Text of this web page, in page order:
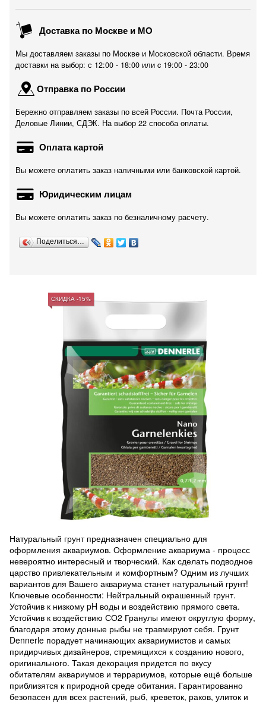
Доставка по Москве и МО
Мы доставляем заказы по Москве и Московской области. Время
доставки на выбор: с 12:00 - 18:00 или c 19:00 - 23:00
Отправка по России
Бережно отправляем заказы по всей России. Почта России,
Деловые Линии, СДЭК. На выбор 22 способа оплаты.
Оплата картой
Вы можете оплатить заказ наличными или банковской картой.
Юридическим лицам
Вы можете оплатить заказ по безналичному расчету.
Поделиться…
СКИДКА -15%
Натуральный грунт предназначен специально для
оформления аквариумов. Оформление аквариума - процесс
невероятно интересный и творческий. Как сделать подводное
царство привлекательным и комфортным? Одним из лучших
вариантов для Вашего аквариума станет натуральный грунт!
Ключевые особенности: Нейтральный окрашенный грунт.
Устойчив к низкому pH воды и воздействию прямого света.
Устойчив к воздействию СО2 Гранулы имеют округлую форму,
благодаря этому донные рыбы не травмируют себя. Грунт
Dennerle порадует начинающих аквариумистов и самых
придирчивых дизайнеров, стремящихся к созданию нового,
оригинального. Такая декорация придется по вкусу
обитателям аквариумов и террариумов, которые ещё больше
приблизятся к природной среде обитания. Гарантированно
безопасен для всех растений, рыб, креветок, раков, улиток и